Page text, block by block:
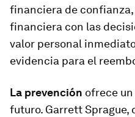
financiera de
financiera con las
valor personal
evidencia para el
La prevención ofrece
futuro. Garrett Sprague,